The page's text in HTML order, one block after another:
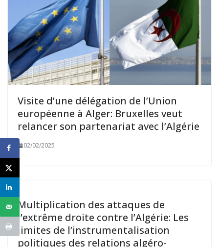
Visite d’une délégation de l’Union
européenne à Alger: Bruxelles veut
relancer son partenariat avec l’Algérie
02/02/2025
Multiplication des attaques de
l’extrême droite contre l’Algérie: Les
limites de l’instrumentalisation
politiques des relations algéro-